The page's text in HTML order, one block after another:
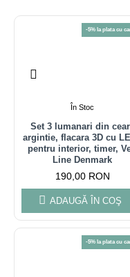
-5% la plata cu
În Stoc
Set 3 lumanari din
argintie, flacara 3D cu
pentru interior, timer,
Line Denmark
190,00 RON
ADAUGĂ ÎN COŞ
-5% la plata cu